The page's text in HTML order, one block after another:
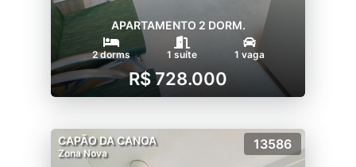
APARTAMENTO 2 DORM.
2 dorms 1 suíte 1 vaga
R$ 728.000
CAPÃO DA CANOA
Zona Nova
13586